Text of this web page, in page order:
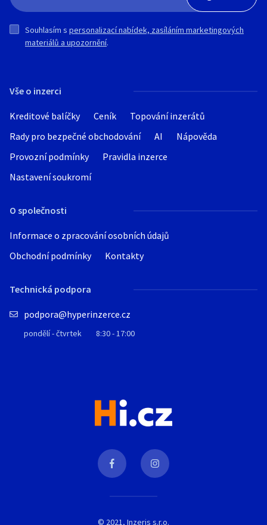
Vše o inzerci
Kreditové balíčky Ceník
Topování inzerátů
Rady pro bezpečné obchodování
AI
Nápověda
Provozní podmínky
Pravidla inzerce
Nastavení soukromí
O společnosti
Informace o zpracování osobních údajů
Obchodní podmínky
Kontakty
Technická podpora
podpora@hyperinzerce.cz
pondělí - čtvrtek 8:30 - 17:00
Souhlasím s personalizací nabídek, zasíláním marketingových
materiálů a upozornění.
© 2021, Inzeris s.r.o.